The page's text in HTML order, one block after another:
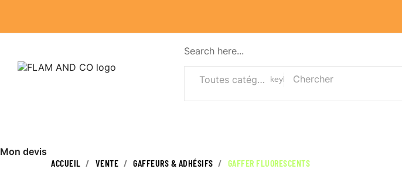
Search here...
Toutes catégories keyboard_arrow_down
Mon devis
ACCUEIL VENTE GAFFEURS & ADHÉSIFS GAFFER FLUORESCENTS